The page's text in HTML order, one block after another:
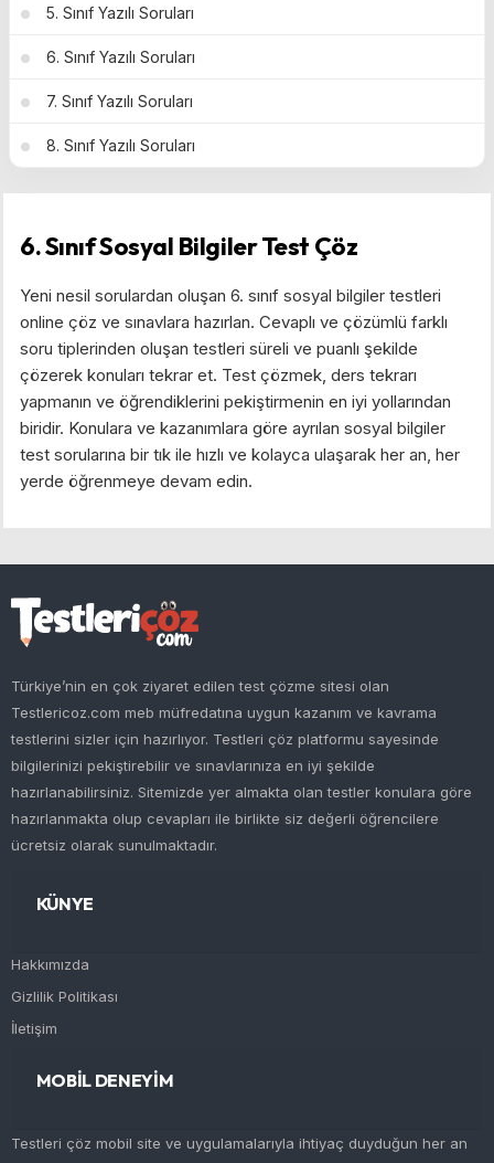
5. Sınıf Yazılı Soruları
6. Sınıf Yazılı Soruları
7. Sınıf Yazılı Soruları
8. Sınıf Yazılı Soruları
6. Sınıf Sosyal Bilgiler Test Çöz
Yeni nesil sorulardan oluşan 6. sınıf sosyal bilgiler testleri
online çöz ve sınavlara hazırlan. Cevaplı ve çözümlü farklı
soru tiplerinden oluşan testleri süreli ve puanlı şekilde
çözerek konuları tekrar et. Test çözmek, ders tekrarı
yapmanın ve öğrendiklerini pekiştirmenin en iyi yollarından
biridir. Konulara ve kazanımlara göre ayrılan sosyal bilgiler
test sorularına bir tık ile hızlı ve kolayca ulaşarak her an, her
yerde öğrenmeye devam edin.
Türkiye’nin en çok ziyaret edilen test çözme sitesi olan
Testlericoz.com meb müfredatına uygun kazanım ve kavrama
testlerini sizler için hazırlıyor. Testleri çöz platformu sayesinde
bilgilerinizi pekiştirebilir ve sınavlarınıza en iyi şekilde
hazırlanabilirsiniz. Sitemizde yer almakta olan testler konulara göre
hazırlanmakta olup cevapları ile birlikte siz değerli öğrencilere
ücretsiz olarak sunulmaktadır.
KÜNYE
Hakkımızda
Gizlilik Politikası
İletişim
MOBİL DENEYİM
Testleri çöz mobil site ve uygulamalarıyla ihtiyaç duyduğun her an